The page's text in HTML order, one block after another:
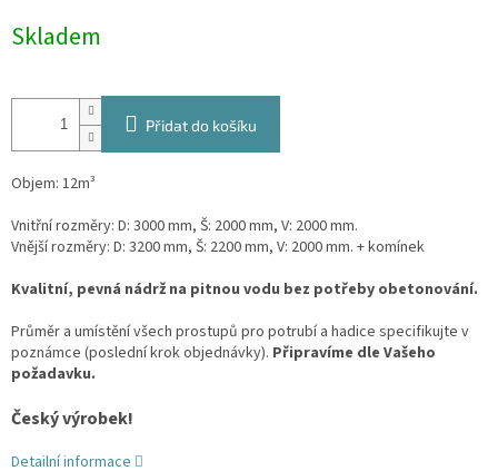
cena:
Skladem
Přidat do košíku
Objem: 12m³
Vnitřní rozměry: D: 3000 mm, Š: 2000 mm, V: 2000 mm.
Vnější rozměry: D: 3200 mm, Š: 2200 mm, V: 2000 mm. + komínek
Kvalitní, pevná nádrž na pitnou vodu bez potřeby obetonování.
Průměr a umístění všech prostupů pro potrubí a hadice specifikujte v
poznámce (poslední krok objednávky). Připravíme dle Vašeho
požadavku.
Český výrobek!
Detailní informace